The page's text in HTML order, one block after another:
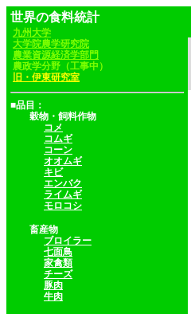
世界の食料統計
九州大学
大学院農学研究院
農業資源経済学部門
農政学分野（工事中）
旧・伊東研究室
■品目：
穀物・飼料作物
コメ
コムギ
コーン
オオムギ
キビ
エンバク
ライムギ
モロコシ
畜産物
ブロイラー
七面鳥
家禽類
チーズ
豚肉
牛肉